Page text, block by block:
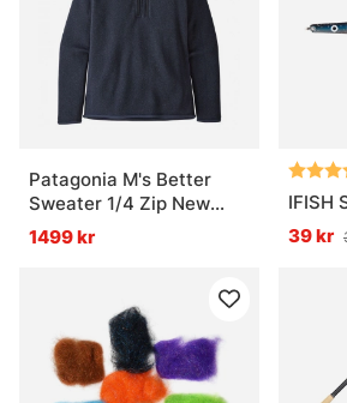
Patagonia M's Better
Sweater 1/4 Zip New
Navy - M
1499 kr
Betyg:
IFISH
39 kr